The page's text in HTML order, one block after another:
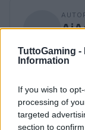
TuttoGaming -
Information
If you wish to
processing of
targeted
section to